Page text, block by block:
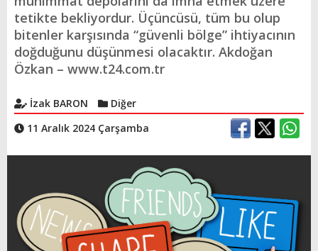
tetikte bekliyordur. Üçüncüsü, tüm bu olup
bitenler karşısında “güvenli bölge” ihtiyacının
doğduğunu düşünmesi olacaktır. Akdoğan
Özkan – www.t24.com.tr
İzak BARON
Diğer
11 Aralık 2024 Çarşamba